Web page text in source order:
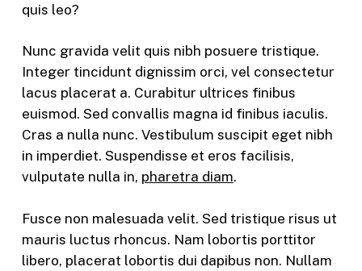
quis leo?
Nunc gravida velit quis nibh posuere tristique.
Integer tincidunt dignissim orci, vel consectetur
lacus placerat a. Curabitur ultrices finibus
euismod. Sed convallis magna id finibus iaculis.
Cras a nulla nunc. Vestibulum suscipit eget nibh
in imperdiet. Suspendisse et eros facilisis,
vulputate nulla in, pharetra diam.
Fusce non malesuada velit. Sed tristique risus ut
mauris luctus rhoncus. Nam lobortis porttitor
libero, placerat lobortis dui dapibus non. Nullam